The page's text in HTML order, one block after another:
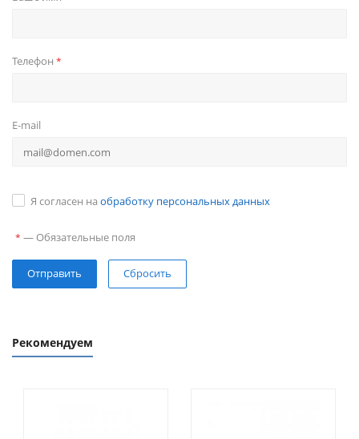
Телефон *
E-mail
Я согласен на обработку персональных данных
* — Обязательные поля
Сбросить
Рекомендуем